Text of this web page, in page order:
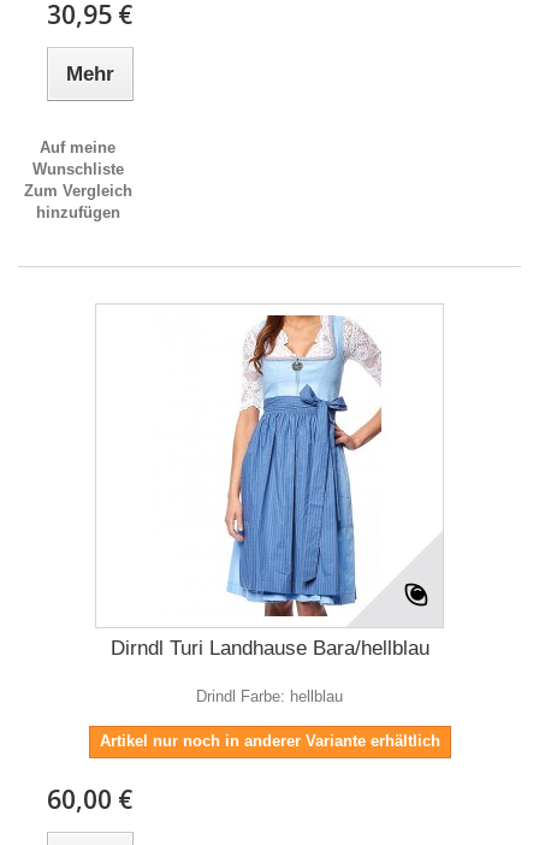
30,95 €
Mehr
Auf meine
Wunschliste
Zum Vergleich
hinzufügen
Dirndl Turi Landhause Bara/hellblau
Drindl Farbe: hellblau
Artikel nur noch in anderer Variante erhältlich
60,00 €